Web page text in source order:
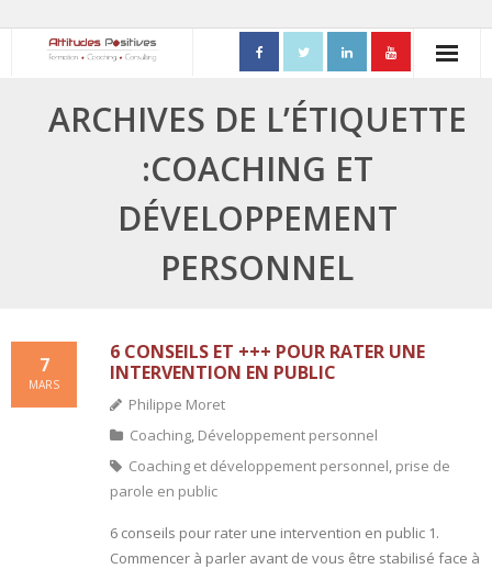
- Process Vente
- Ennéagramme
- Triangle de Karpman
- Quality Teams
- L'intelligence émotionnelle
ARCHIVES DE L’ÉTIQUETTE
:COACHING ET
DÉVELOPPEMENT
PERSONNEL
6 CONSEILS ET +++ POUR RATER UNE
INTERVENTION EN PUBLIC
7
MARS
Philippe Moret
Coaching, Développement personnel
Coaching et développement personnel, prise de
parole en public
6 conseils pour rater une intervention en public 1.
Commencer à parler avant de vous être stabilisé face à